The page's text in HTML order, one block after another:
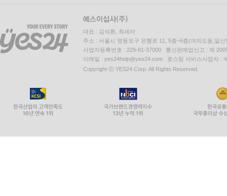
대표 : 김석환, 최세라
주소 : 서울시 영등포구 은행로 11, 5층~6층(여의도동,일신
사업자등록번호 : 229-81-37000 통신판매업신고 : 제
이메일 : yes24help@yes24.com 호스팅 서비스사업자 :
Copyright ⓒ YES24 Corp. All Rights Reserved.